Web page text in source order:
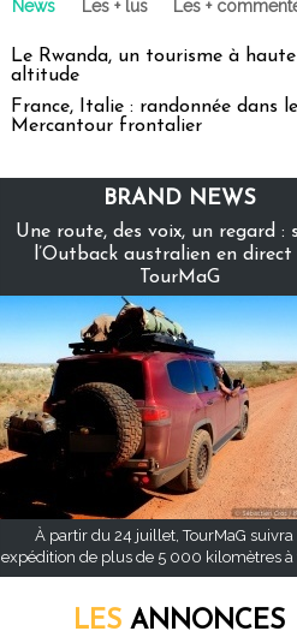
News Les + lus Les +
Le Rwanda, un tourisme à haute
altitude
France, Italie : randonnée dans le
Mercantour frontalier
BRAND NEWS
Une route, des voix, un regard :
l’Outback australien en direct
TourMaG
À partir du 24 juillet, TourMaG suivra
expédition de plus de 5 000 kilomètres à
LES ANNONCES